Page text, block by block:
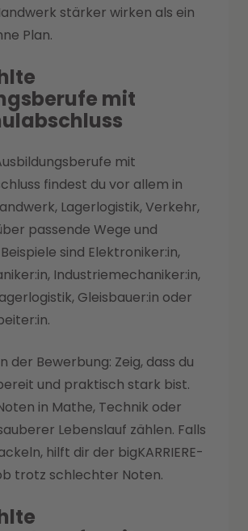
stärker wirken als ein
Plan.
mit
mit
findest du vor allem in
Lagerlogistik, Verkehr,
passende Wege und
sind Elektroniker:in,
Industriemechaniker:in,
Gleisbauer:in oder
der Bewerbung: Zeig, dass du
und praktisch stark bist.
in Mathe, Technik oder
Lebenslauf zählen. Falls
hilft dir der bigKARRIERE-
trotz schlechter Noten.